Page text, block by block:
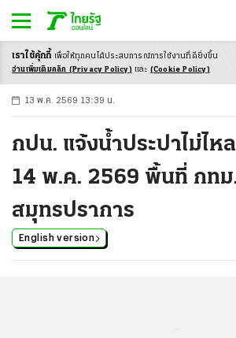
-ก ก ก+
13 พ.ค. 2569 13:39 น.
กปน. แจ้งน้ำประปาไม่ไห
14 พ.ค. 2569 พื้นที่ กท
สมุทรปราการ
English version
เราใช้คุ้กกี้ เพื่อให้ทุกคนได้ประสบการณ์การใช้งานที่ดียิ่งขึ้น
อ่านเพิ่มเติมคลิก (Privacy Policy) และ (Cookie Policy)